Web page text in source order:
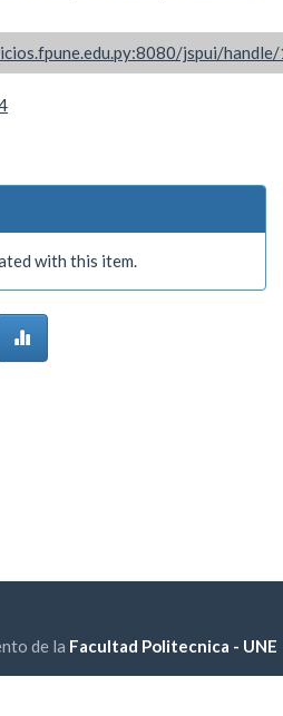
jspui/
with this item.
de la Facultad Politecnica - UNE